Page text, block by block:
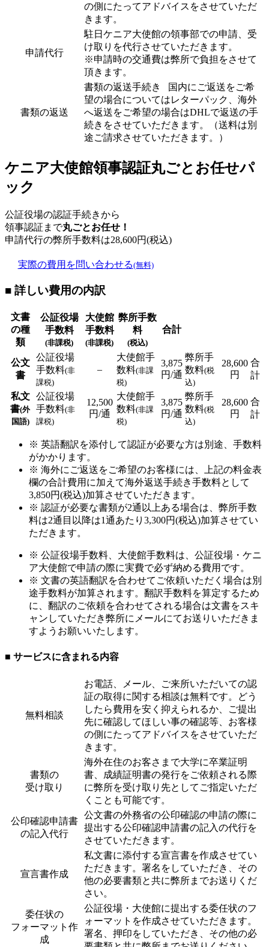
の側にたってアドバイスをさせていただ
きます。
申請代行
駐日ケニア大使館の領事部での申請、受
け取りを代行させていただきます。
※申請時の交通費は弊所で負担をさせて
頂きます。
書類の返送
書類の返送手続き 国内にご返送をご希
望の場合についてはレターパック、海外
へ返送をご希望の場合はDHLで返送の手
続きをさせていただきます。（送料は別
途ご請求させていただきます。）
ケニア大使館領事認証丸ごとお任せパ
ック
公証役場の認証手続きから
領事認証まで丸ごとお任せ！
申請代行の弊所手数料は28,600円(税込)
実際の費用を問い合わせる(無料)
■ 詳しい費用の内訳
文書
の種
類
公証役場
手数料
(非課税)
大使館
手数料
(非課税)
弊所手数
料
(税込)
合計
公文
書
公証役場
手数料(非
課税)
–
大使館手
数料(非課
税)
3,875
円/通
弊所手
数料(税
込)
28,600
円
合
計
私文
書(外
国語)
公証役場
手数料(非
課税)
12,500
円/通
大使館手
数料(非課
税)
3,875
円/通
弊所手
数料(税
込)
28,600
円
合
計
※ 英語翻訳を添付して認証が必要な方は別途、手数料
がかかります。
※ 海外にご返送をご希望のお客様には、上記の料金表
欄の合計費用に加えて海外返送手続き手数料として
3,850円(税込)加算させていただきます。
※ 認証が必要な書類が2通以上ある場合は、弊所手数
料は2通目以降は1通あたり3,300円(税込)加算させてい
ただきます。
※ 公証役場手数料、大使館手数料は、公証役場・ケニ
ア大使館で申請の際に実費で必ず納める費用です。
※ 文書の英語翻訳を合わせてご依頼いただく場合は別
途手数料が加算されます。翻訳手数料を算定するため
に、翻訳のご依頼を合わせてされる場合は文書をスキ
ャンしていただき弊所にメールにてお送りいただきま
すようお願いいたします。
■ サービスに含まれる内容
無料相談
お電話、メール、ご来所いただいての認
証の取得に関する相談は無料です。どう
したら費用を安く抑えられるか、ご提出
先に確認してほしい事の確認等、お客様
の側にたってアドバイスをさせていただ
きます。
書類の
受け取り
海外在住のお客さまで大学に卒業証明
書、成績証明書の発行をご依頼される際
に弊所を受け取り先としてご指定いただ
くことも可能です。
公印確認申請書
の記入代行
公文書の外務省の公印確認の申請の際に
提出する公印確認申請書の記入の代行を
させていただきます。
宣言書作成
私文書に添付する宣言書を作成させてい
ただきます。署名をしていただき、その
他の必要書類と共に弊所までお送りくだ
さい。
委任状の
フォーマット作
成
公証役場・大使館に提出する委任状のフ
ォーマットを作成させていただきます。
署名、押印をしていただき、その他の必